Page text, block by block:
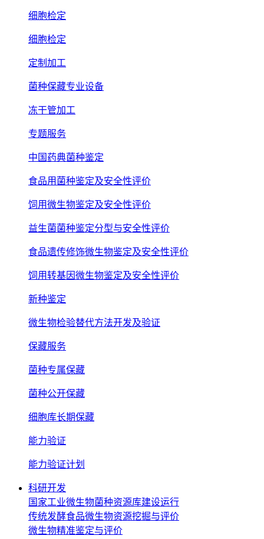
细胞检定
细胞检定
定制加工
菌种保藏专业设备
冻干管加工
专题服务
中国药典菌种鉴定
食品用菌种鉴定及安全性评价
饲用微生物鉴定及安全性评价
益生菌菌种鉴定分型与安全性评价
食品遗传修饰微生物鉴定及安全性评价
饲用转基因微生物鉴定及安全性评价
新种鉴定
微生物检验替代方法开发及验证
保藏服务
菌种专属保藏
菌种公开保藏
细胞库长期保藏
能力验证
能力验证计划
科研开发
国家工业微生物菌种资源库建设运行
传统发酵食品微生物资源挖掘与评价
微生物精准鉴定与评价